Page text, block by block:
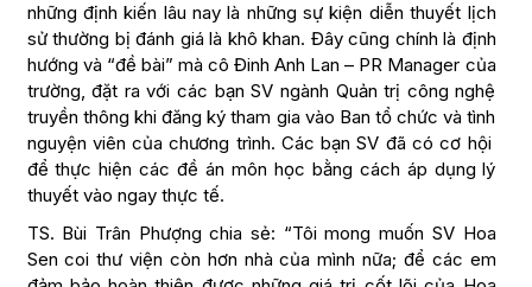
những định kiến lâu nay là những sự kiện diễn thuyết lịch
sử thường bị đánh giá là khô khan. Đây cũng chính là định
hướng và “đề bài” mà cô Đinh Anh Lan – PR Manager của
trường, đặt ra với các bạn SV ngành Quản trị công nghệ
truyền thông khi đăng ký tham gia vào Ban tổ chức và tình
nguyện viên của chương trình. Các bạn SV đã có cơ hội
để thực hiện các đề án môn học bằng cách áp dụng lý
thuyết vào ngay thực tế.
TS. Bùi Trân Phượng chia sẻ: “Tôi mong muốn SV Hoa
Sen coi thư viện còn hơn nhà của mình nữa; để các em